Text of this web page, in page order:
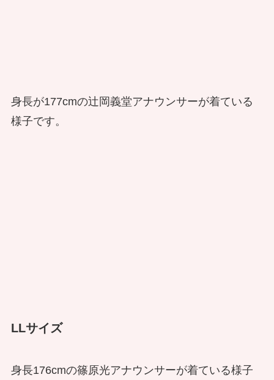
身長が177cmの辻岡義堂アナウンサーが着ている
様子です。
LLサイズ
身長176cmの篠原光アナウンサーが着ている様子